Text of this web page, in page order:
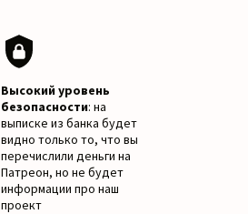
Высокий уровень
безопасности: на
выписке из банка будет
видно только то, что вы
перечислили деньги на
Патреон, но не будет
информации про наш
проект